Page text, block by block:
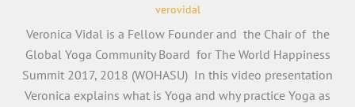
verovidal
Veronica Vidal is a Fellow Founder and the Chair of the
Global Yoga Community Board for The World Happiness
Summit 2017, 2018 (WOHASU) In this video presentation
Veronica explains what is Yoga and why practice Yoga as